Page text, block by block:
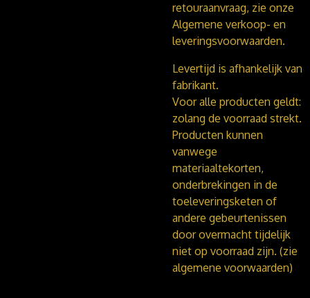
retouraanvraag, zie onze
Algemene verkoop- en
leveringsvoorwaarden.
Levertijd is afhankelijk van
fabrikant.
Voor alle producten geldt:
zolang de voorraad strekt.
Producten kunnen
vanwege
materiaaltekorten,
onderbrekingen in de
toeleveringsketen of
andere gebeurtenissen
door overmacht tijdelijk
niet op voorraad zijn. (zie
algemene voorwaarden)